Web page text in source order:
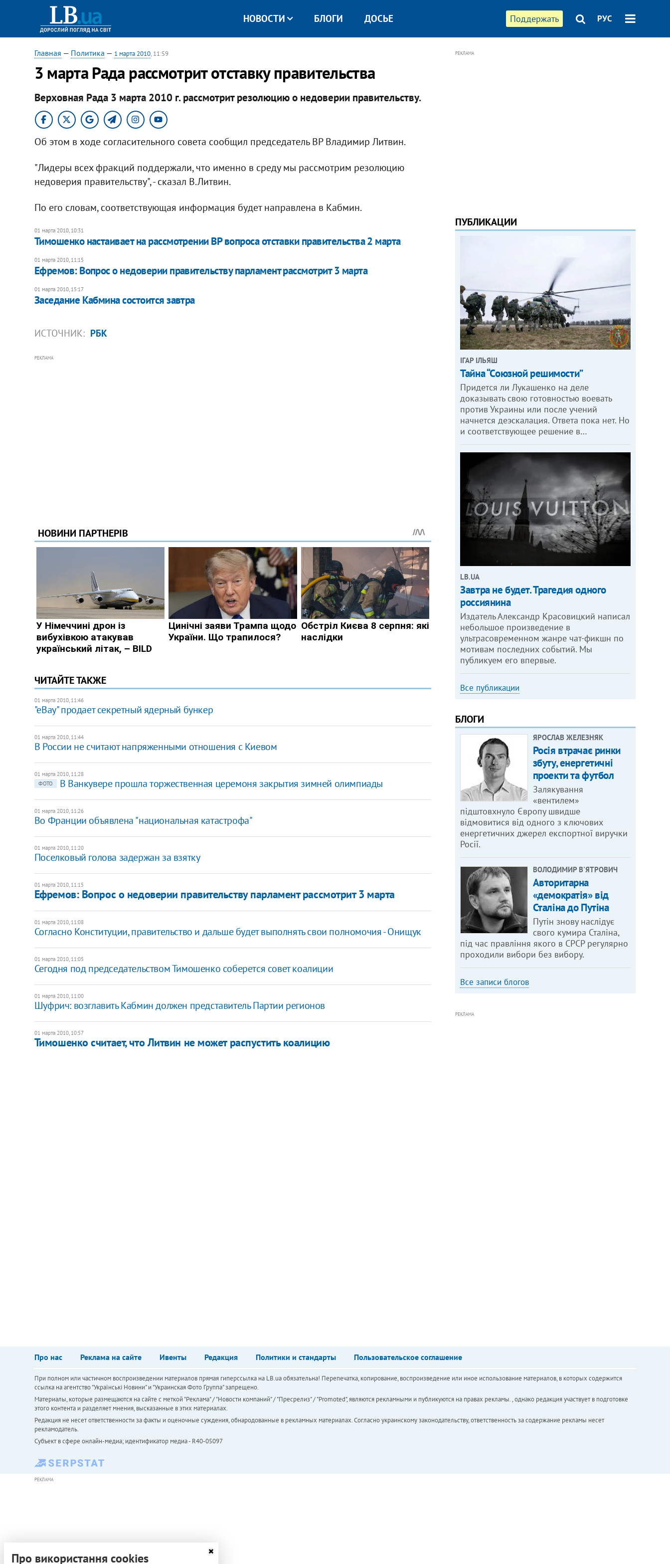
Поддержать РУС
НОВОСТИ БЛОГИ ДОСЬЕ
Главная — Политика — 1 марта 2010, 11:59
3 марта Рада рассмотрит отставку правительства
Верховная Рада 3 марта 2010 г. рассмотрит резолюцию о недоверии правительству.
Об этом в ходе согласительного совета сообщил председатель ВР Владимир Литвин.
"Лидеры всех фракций поддержали, что именно в среду мы рассмотрим резолюцию
недоверия правительству", - сказал В.Литвин.
По его словам, соответствующая информация будет направлена в Кабмин.
01 марта 2010, 10:31
Тимошенко настаивает на рассмотрении ВР вопроса отставки правительства 2 марта
01 марта 2010, 11:15
Ефремов: Вопрос о недоверии правительству парламент рассмотрит 3 марта
01 марта 2010, 15:17
Заседание Кабмина состоится завтра
ИСТОЧНИК: РБК
РЕКЛАМА
ЧИТАЙТЕ ТАКЖЕ
01 марта 2010, 11:46
"eBay" продает секретный ядерный бункер
01 марта 2010, 11:44
В России не считают напряженными отношения с Киевом
01 марта 2010, 11:28
ФОТО
В Ванкувере прошла торжественная церемоня закрытия зимней олимпиады
01 марта 2010, 11:26
Во Франции объявлена "национальная катастрофа"
01 марта 2010, 11:20
Поселковый голова задержан за взятку
01 марта 2010, 11:15
Ефремов: Вопрос о недоверии правительству парламент рассмотрит 3 марта
01 марта 2010, 11:08
Согласно Конституции, правительство и дальше будет выполнять свои полномочия - Онищук
01 марта 2010, 11:05
Сегодня под председательством Тимошенко соберется совет коалиции
01 марта 2010, 11:00
Шуфрич: возглавить Кабмин должен представитель Партии регионов
01 марта 2010, 10:57
Тимошенко считает, что Литвин не может распустить коалицию
РЕКЛАМА
ПУБЛИКАЦИИ
ІГАР ІЛЬЯШ
Тайна “Союзной решимости”
Придется ли Лукашенко на деле
доказывать свою готовностью воевать
против Украины или после учений
начнется деэскалация. Ответа пока нет. Но
и соответствующее решение в…
LB.UA
Завтра не будет. Трагедия одного
россиянина
Издатель Александр Красовицкий написал
небольшое произведение в
ультрасовременном жанре чат-фикшн по
мотивам последних событий. Мы
публикуем его впервые.
Все публикации
БЛОГИ
ЯРОСЛАВ ЖЕЛЕЗНЯК
Росія втрачає ринки
збуту, енергетичні
проекти та футбол
Залякування
«вентилем»
підштовхнуло Європу швидше
відмовитися від одного з ключових
енергетичних джерел експортної виручки
Росії.
ВОЛОДИМИР В'ЯТРОВИЧ
Авторитарна
«демократія» від
Сталіна до Путіна
Путін знову наслідує
свого кумира Сталіна,
під час правління якого в СРСР регулярно
проходили вибори без вибору.
Все записи блогов
РЕКЛАМА
Про нас Реклама на сайте Ивенты Редакция Политики и стандарты Пользовательское соглашение
При полном или частичном воспроизведении материалов прямая гиперссылка на LB.ua обязательна! Перепечатка, копирование, воспроизведение или иное использование материалов, в которых содержится
ссылка на агентство "Українськi Новини" и "Украинская Фото Группа" запрещено.
Материалы, которые размещаются на сайте с меткой "Реклама" / "Новости компаний" / "Пресрелиз" / "Promoted", являются рекламными и публикуются на правах рекламы. , однако редакция участвует в подготовке
этого контента и разделяет мнения, высказанные в этих материалах.
Редакция не несет ответственности за факты и оценочные суждения, обнародованные в рекламных материалах. Согласно украинскому законодательству, ответственность за содержание рекламы несет
рекламодатель.
Субъект в сфере онлайн-медиа; идентификатор медиа - R40-05097
РЕКЛАМА
Про використання cookies